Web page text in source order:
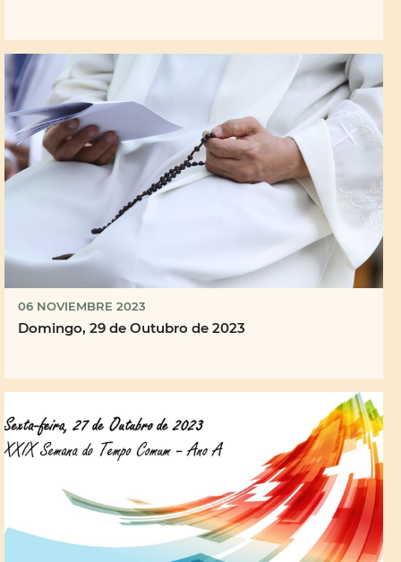
06 NOVIEMBRE 2023
Domingo, 29 de Outubro de 2023